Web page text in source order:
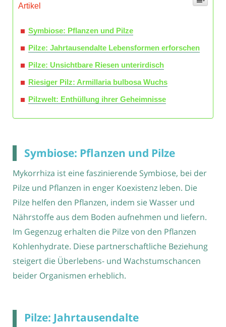
Artikel
Symbiose: Pflanzen und Pilze
Pilze: Jahrtausendalte Lebensformen erforschen
Pilze: Unsichtbare Riesen unterirdisch
Riesiger Pilz: Armillaria bulbosa Wuchs
Pilzwelt: Enthüllung ihrer Geheimnisse
Symbiose: Pflanzen und Pilze
Mykorrhiza ist eine faszinierende Symbiose, bei der
Pilze und Pflanzen in enger Koexistenz leben. Die
Pilze helfen den Pflanzen, indem sie Wasser und
Nährstoffe aus dem Boden aufnehmen und liefern.
Im Gegenzug erhalten die Pilze von den Pflanzen
Kohlenhydrate. Diese partnerschaftliche Beziehung
steigert die Überlebens- und Wachstumschancen
beider Organismen erheblich.
Pilze: Jahrtausendalte